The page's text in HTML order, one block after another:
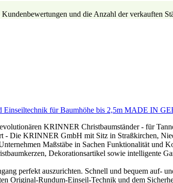
und die Anzahl der verkauften
Einseiltechnik für Baumhöhe bis 2,5m MADE IN
KRINNER Christbaumständer - für
Die KRINNER GmbH mit Sitz in Straßkirchen,
Maßstäbe in Sachen Funktionalität und
Dekorationsartikel sowie intelligente
perfekt auszurichten. Schnell und bequem auf-
Original-Rundum-Einseil-Technik und dem